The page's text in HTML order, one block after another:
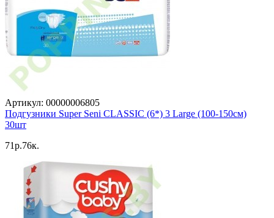
Артикул: 00000006805
Подгузники Super Seni CLASSIC (6*) 3 Large (100-150см)
30шт
71p.76к.